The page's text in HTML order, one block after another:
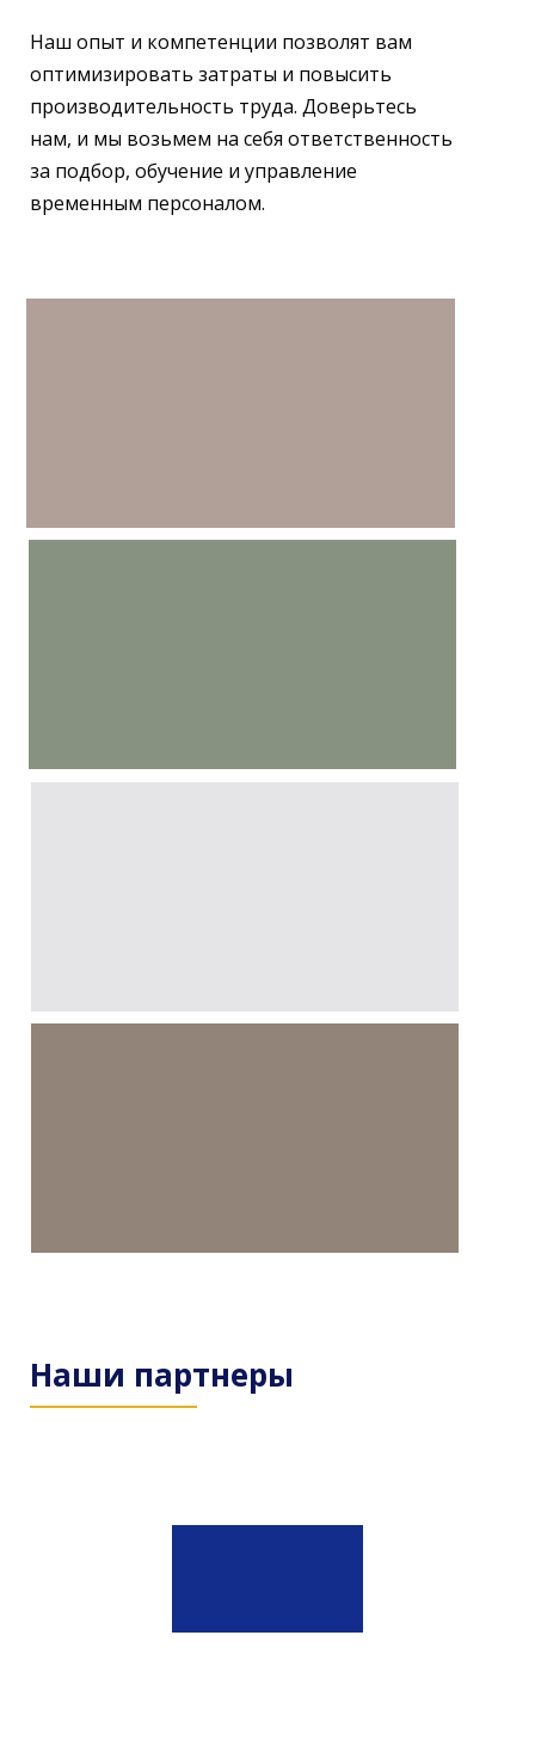
Наш опыт и компетенции позволят вам
оптимизировать затраты и повысить
производительность труда. Доверьтесь
нам, и мы возьмем на себя ответственность
за подбор, обучение и управление
временным персоналом.
Наши партнеры